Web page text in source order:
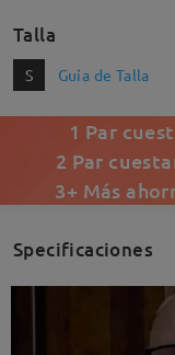
Talla
S Guía de Talla
1 Par
2 Par
3+ Más
Specificaciones